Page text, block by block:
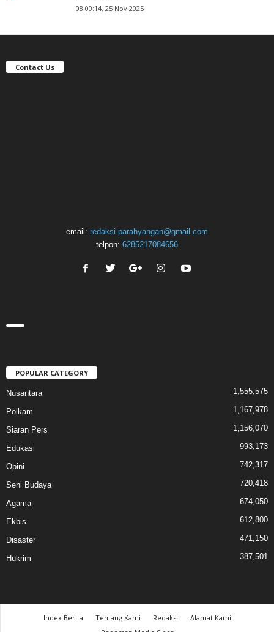
08:00:14, 25 Nov 2025
Contact Us
email: redaksi.parahyangan@gmail.com
telpon: 6285217084656
POPULAR CATEGORY
Nusantara 1,555,575
Polkam 1,167,978
Siaran Pers 1,156,070
Edukasi 993,173
Opini 742,317
Seni Budaya 720,418
Agama 674,050
Ekbis 612,800
Disaster 471,150
Hukrim 387,501
Index Berita Tentang Kami Redaksi
Alamat Kami